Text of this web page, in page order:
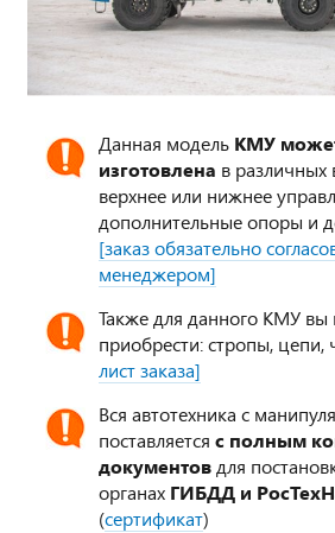
Данная модель КМУ
изготовлена в различных
верхнее или нижнее
дополнительные опоры и
[заказ обязательно
менеджером]
Также для данного КМУ
приобрести: стропы, цепи,
лист заказа]
Вся автотехника с
поставляется с полным
документовдля
органах ГИБДД и
(сертификат)